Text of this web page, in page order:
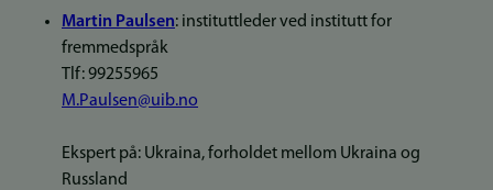
Martin Paulsen: instituttleder ved institutt for
fremmedspråk
Tlf: 99255965
M.Paulsen@uib.no
Ekspert på: Ukraina, forholdet mellom Ukraina og
Russland